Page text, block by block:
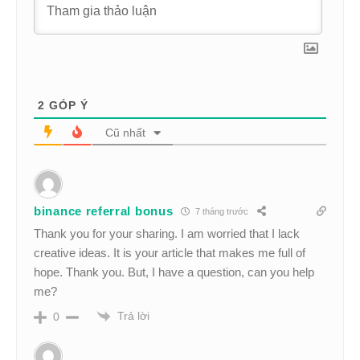
2 GÓP Ý
Cũ nhất
binance referral bonus 7 tháng trước
Thank you for your sharing. I am worried that I lack
creative ideas. It is your article that makes me full of
hope. Thank you. But, I have a question, can you help
me?
0 Trả lời